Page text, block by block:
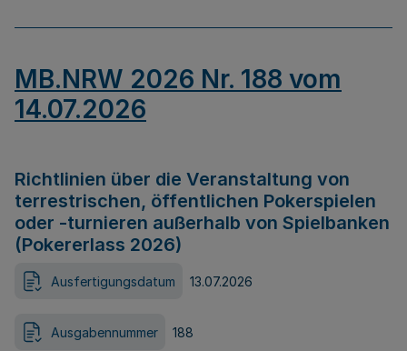
MB.NRW 2026 Nr. 188 vom
14.07.2026
Richtlinien über die Veranstaltung von
terrestrischen, öffentlichen Pokerspielen
oder -turnieren außerhalb von Spielbanken
(Pokererlass 2026)
Ausfertigungsdatum 13.07.2026
Ausgabennummer 188